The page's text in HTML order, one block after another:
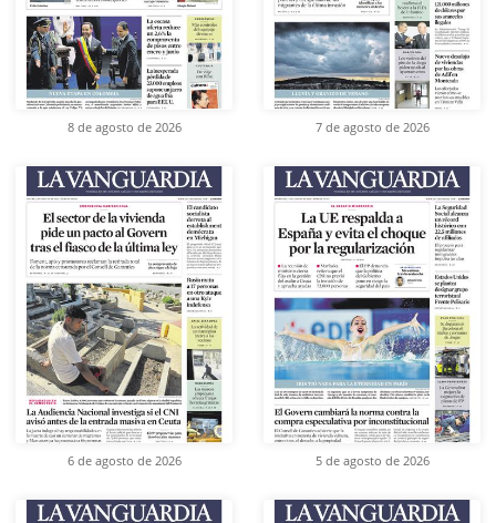
8 de agosto de 2026 7 de agosto de 2026
6 de agosto de 2026 5 de agosto de 2026